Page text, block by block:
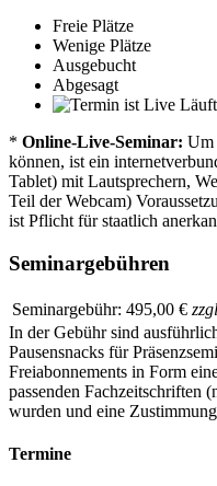
Freie Plätze
Wenige Plätze
Ausgebucht
Abgesagt
Läuft
* Online-Live-Seminar: Um
können, ist ein
Tablet) mit Lautsprechern,
Teil der Webcam)
ist Pflicht für staatlich
Seminargebühren
Seminargebühr: 495,00 €
In der Gebühr sind
Pausensnacks für
Freiabonnements in Form
passenden Fachzeitschriften
wurden und eine
Termine